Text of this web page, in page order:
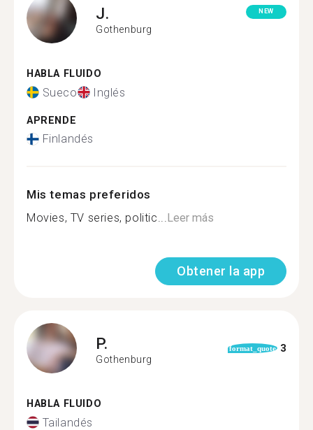
J.
Gothenburg
NEW
HABLA FLUIDO
Sueco Inglés
APRENDE
Finlandés
Mis temas preferidos
Movies, TV series, politic...Leer más
Obtener la app
P.
Gothenburg
format_quote 3
HABLA FLUIDO
Tailandés